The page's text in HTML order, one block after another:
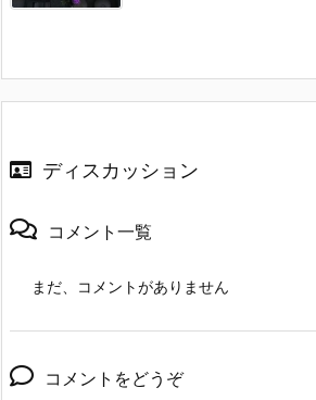
ディスカッション
コメント一覧
まだ、コメントがありません
コメントをどうぞ